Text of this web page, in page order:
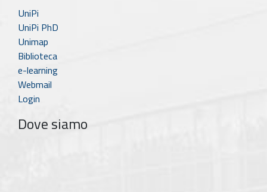
UniPi
UniPi PhD
Unimap
Biblioteca
e-learning
Webmail
Login
Dove siamo